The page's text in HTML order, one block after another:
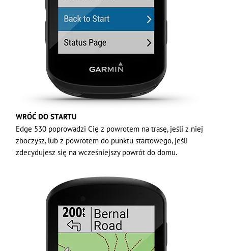
WRÓĆ DO STARTU
Edge 530 poprowadzi Cię z powrotem na trasę, jeśli z niej
zboczysz, lub z powrotem do punktu startowego, jeśli
zdecydujesz się na wcześniejszy powrót do domu.